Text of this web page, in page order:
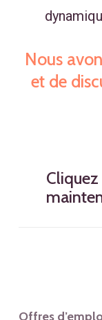
Nous
et de
Offres